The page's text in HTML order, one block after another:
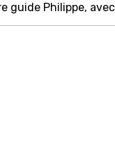
guide Philippe,